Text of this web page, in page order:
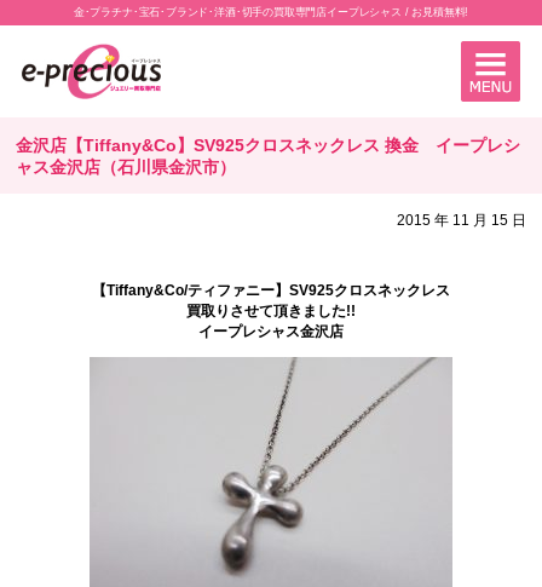
金･プラチナ･宝石･ブランド･洋酒･切手の買取専門店イープレシャス / お見積無料!
金沢店【Tiffany&Co】SV925クロスネックレス 換金 イープレシ
ャス金沢店（石川県金沢市）
2015 年 11 月 15 日
【Tiffany&Co/ティファニー】SV925クロスネックレス
買取りさせて頂きました!!
イープレシャス金沢店